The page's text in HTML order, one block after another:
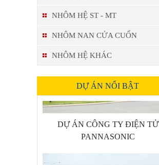
NHÔM HỆ ST - MT
NHÔM NAN CỬA CUỐN
NHÔM HỆ KHÁC
DỰ ÁN NỔI BẬT
DỰ ÁN CÔNG TY ĐIỆN TỬ
PANNASONIC